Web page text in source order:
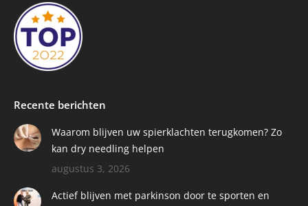
Recente berichten
Waarom blijven uw spierklachten terugkomen? Zo
kan dry needling helpen
augustus 3, 2026
Actief blijven met parkinson door te sporten en